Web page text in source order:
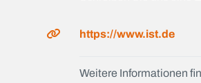
https://www.ist.de
Weitere Informationen